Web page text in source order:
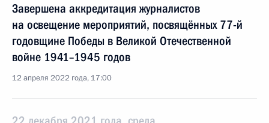
Завершена аккредитация журналистов
на освещение мероприятий, посвящённых 77-й
годовщине Победы в Великой Отечественной
войне 1941–1945 годов
12 апреля 2022 года, 17:00